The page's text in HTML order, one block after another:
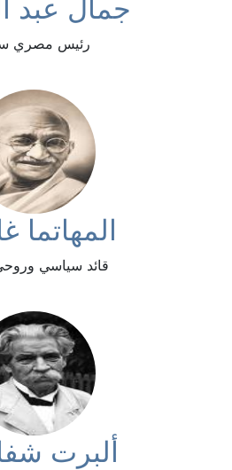
جمال عبد
رئيس مصري
المهاتما
قائد سياسي
ألبرت